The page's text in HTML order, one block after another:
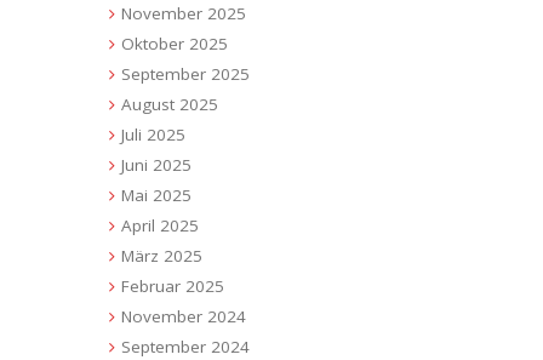
November 2025
Oktober 2025
September 2025
August 2025
Juli 2025
Juni 2025
Mai 2025
April 2025
März 2025
Februar 2025
November 2024
September 2024